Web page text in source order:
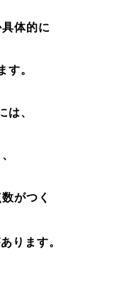
体的に
す。
は、
がつく
ります。